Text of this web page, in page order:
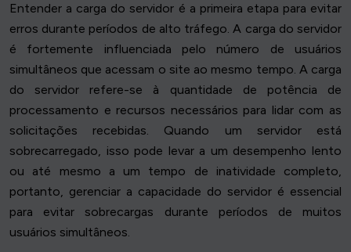
Entender a carga do servidor é a primeira etapa para evitar
erros durante períodos de alto tráfego. A carga do servidor
é fortemente influenciada pelo número de usuários
simultâneos que acessam o site ao mesmo tempo. A carga
do servidor refere-se à quantidade de potência de
processamento e recursos necessários para lidar com as
solicitações recebidas. Quando um servidor está
sobrecarregado, isso pode levar a um desempenho lento
ou até mesmo a um tempo de inatividade completo,
portanto, gerenciar a capacidade do servidor é essencial
para evitar sobrecargas durante períodos de muitos
usuários simultâneos.